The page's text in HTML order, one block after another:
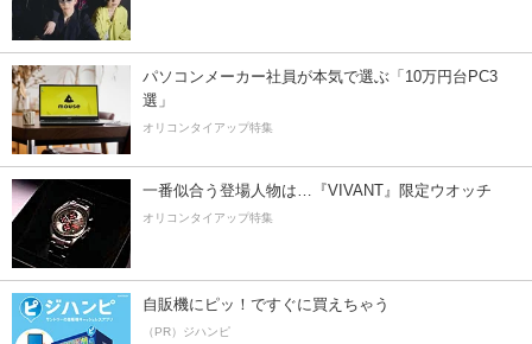
パソコンメーカー社員が本気で選ぶ「10万円台PC3
選」
オリコンタイアップ特集
一番似合う登場人物は…『VIVANT』限定ウオッチ
オリコンタイアップ特集
自販機にピッ！ですぐに買えちゃう
（PR）ジハンピ